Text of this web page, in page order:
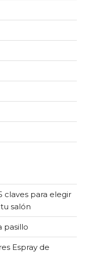
claves para elegir
salón
pasillo
Espray de